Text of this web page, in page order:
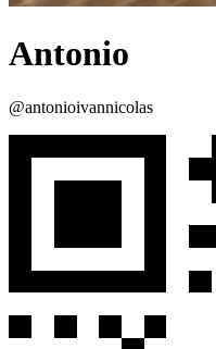
Antonio
@antonioivannicolas